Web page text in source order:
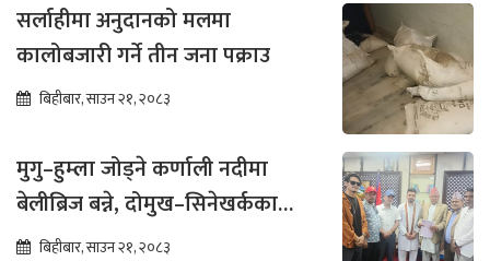
सर्लाहीमा अनुदानको मलमा
कालोबजारी गर्ने तीन जना पक्राउ
बिहीबार, साउन २१, २०८३
मुगु–हुम्ला जोड्ने कर्णाली नदीमा
बेलीब्रिज बन्ने, दोमुख–सिनेखर्कका
बासिन्दामा उत्साह
बिहीबार, साउन २१, २०८३